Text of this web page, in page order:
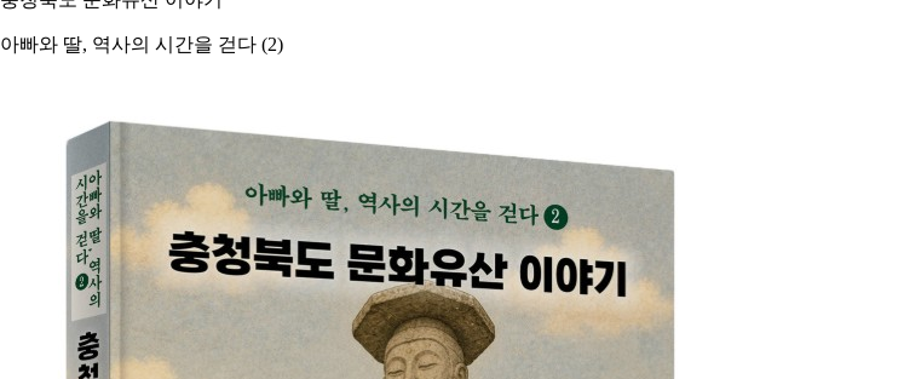
아빠와 딸, 역사의 시간을 걷다 (2)